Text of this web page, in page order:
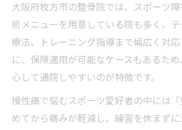
大阪府枚方市の整骨院では、スポーツ
術メニューを用意している院も多く、
療法、トレーニング指導まで幅広く対
に、保険適用が可能なケースもあるた
心して通院しやすいのが特徴です。
慢性痛で悩むスポーツ愛好者の中には
めてから痛みが軽減し、練習を休まず